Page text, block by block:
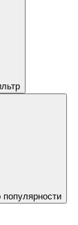
популярности